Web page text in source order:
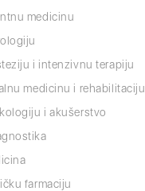
medicinu
i intenzivnu terapiju
medicinu i rehabilitaciju
i akušerstvo
farmaciju